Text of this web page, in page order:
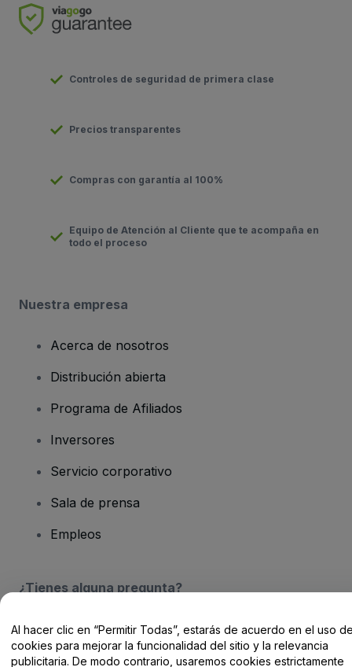
Controles de seguridad de primera clase
Precios transparentes
Compras con garantía al 100%
Equipo de Atención al Cliente que te acompaña en
todo el proceso
Nuestra empresa
Acerca de nosotros
Distribución abierta
Programa de Afiliados
Inversores
Servicio corporativo
Sala de prensa
Empleos
¿Tienes alguna pregunta?
Centro de Ayuda / Contacto
Al hacer clic en “Permitir Todas”, estarás de acuerdo en el uso
cookies para mejorar la funcionalidad del sitio y la relevancia
publicitaria. De modo contrario, usaremos cookies estrictamente